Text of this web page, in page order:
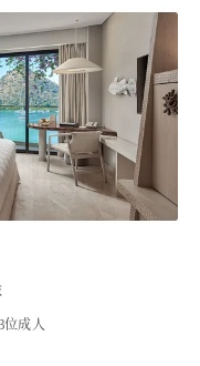
成人